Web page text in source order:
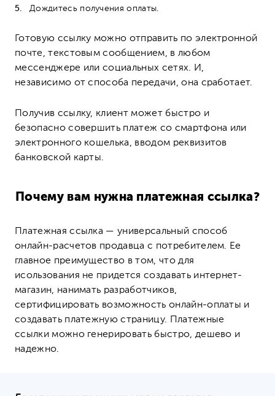
Дождитесь получения оплаты.
Готовую ссылку можно отправить по электронной
почте, текстовым сообщением, в любом
мессенджере или социальных сетях. И,
независимо от способа передачи, она сработает.
Получив ссылку, клиент может быстро и
безопасно совершить платеж со смартфона или
электронного кошелька, вводом реквизитов
банковской карты.
Почему вам нужна платежная ссылка?
Платежная ссылка — универсальный способ
онлайн-расчетов продавца с потребителем. Ее
главное преимущество в том, что для
исользования не придется создавать интернет-
магазин, нанимать разработчиков,
сертифицировать возможность онлайн-оплаты и
создавать платежную страницу. Платежные
ссылки можно генерировать быстро, дешево и
надежно.